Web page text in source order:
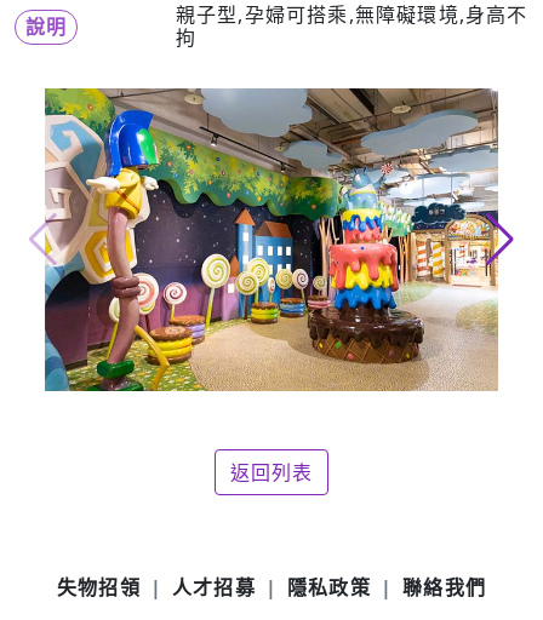
說明
親子型,孕婦可搭乘,無障礙環境,身高不
拘
返回列表
失物招領 人才招募 隱私政策 聯絡我們